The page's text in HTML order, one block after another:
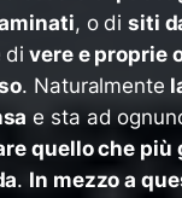
, o disiti
di vere e proprie
. Naturalmente
e sta ad
quello che più
. In mezzo a